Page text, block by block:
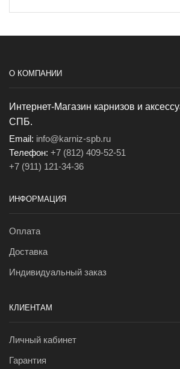
О КОМПАНИИ
Интернет-Магазин карнизов и
СПБ.
Email: info@karniz-spb.ru
Телефон: +7 (812) 409-52-51
+7 (911) 121-34-36
ИНФОРМАЦИЯ
Оплата
Доставка
Индивидуальный заказ
КЛИЕНТАМ
Личный кабинет
Гарантия